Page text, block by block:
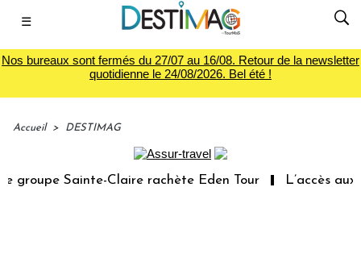
☰
Nos bureaux sont fermés du 27/07 au 16/08. Retour de la newsletter
quotidienne le 24/08/2026. Bel été !
Accueil > DESTIMAG
Sainte-Claire rachète Eden Tour L’accès aux